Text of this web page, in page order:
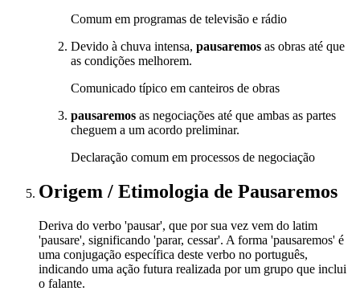
Comum em programas de televisão e rádio
Devido à chuva intensa, pausaremos as obras até que
as condições melhorem.
Comunicado típico em canteiros de obras
pausaremos as negociações até que ambas as partes
cheguem a um acordo preliminar.
Declaração comum em processos de negociação
Origem / Etimologia de Pausaremos
Deriva do verbo 'pausar', que por sua vez vem do latim
'pausare', significando 'parar, cessar'. A forma 'pausaremos' é
uma conjugação específica deste verbo no português,
indicando uma ação futura realizada por um grupo que inclui
o falante.